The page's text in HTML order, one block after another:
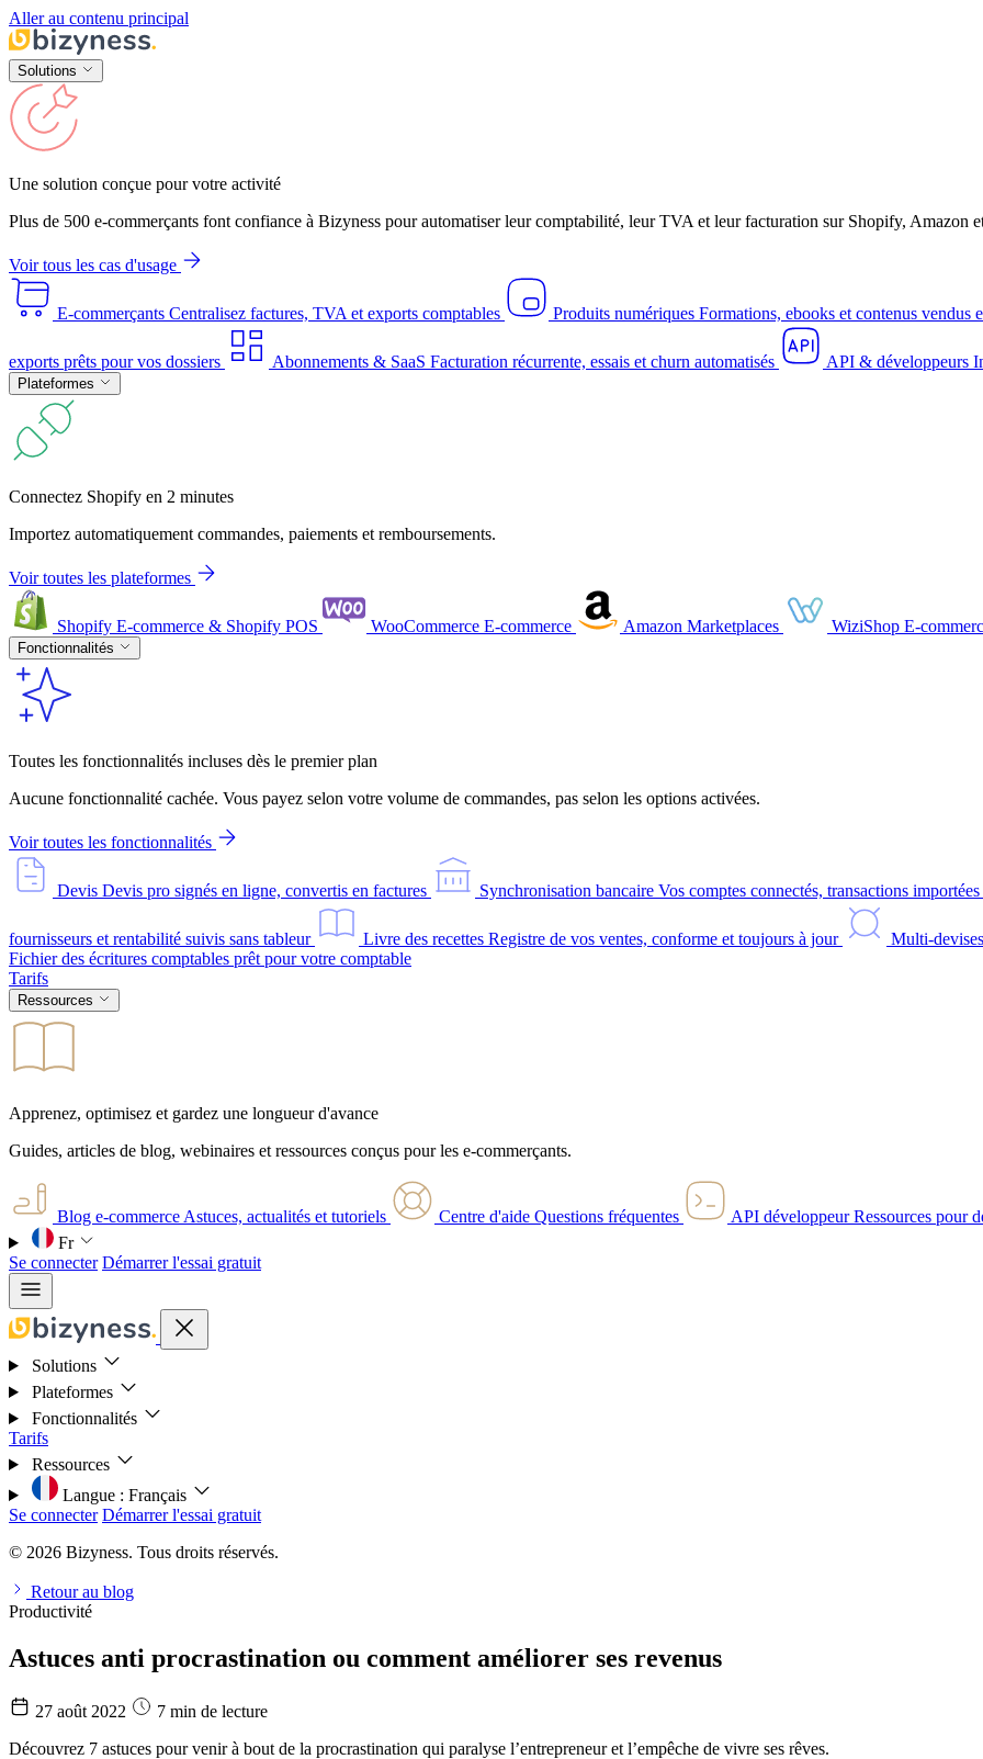
Aller au contenu principal
Solutions
Une solution conçue pour votre activité
Plus de 500 e-commerçants font confiance à Bizyness pour automatiser leur comptabilité, leur TVA et leur facturation sur Shopify, Amazon
Voir tous les cas d'usage
E-commerçants Centralisez factures, TVA et exports comptables Produits numériques Formations, ebooks et contenus vendus
exports prêts pour vos dossiers Abonnements & SaaS Facturation récurrente, essais et churn automatisés API & développeurs
Plateformes
Connectez Shopify en 2 minutes
Importez automatiquement commandes, paiements et remboursements.
Voir toutes les plateformes
Shopify E-commerce & Shopify POS WooCommerce E-commerce Amazon Marketplaces WiziShop E-
Fonctionnalités
Toutes les fonctionnalités incluses dès le premier plan
Aucune fonctionnalité cachée. Vous payez selon votre volume de commandes, pas selon les options activées.
Voir toutes les fonctionnalités
Devis Devis pro signés en ligne, convertis en factures Synchronisation bancaire Vos comptes connectés, transactions
fournisseurs et rentabilité suivis sans tableur Livre des recettes Registre de vos ventes, conforme et toujours à jour Multi-devises
Fichier des écritures comptables prêt pour votre comptable
Tarifs
Ressources
Apprenez, optimisez et gardez une longueur d'avance
Guides, articles de blog, webinaires et ressources conçus pour les e-commerçants.
Blog e-commerce Astuces, actualités et tutoriels Centre d'aide Questions fréquentes API développeurRessources pour
Fr
Se connecter Démarrer l'essai gratuit
Solutions
Plateformes
Fonctionnalités
Tarifs
Ressources
Langue : Français
Se connecter Démarrer l'essai gratuit
© 2026 Bizyness. Tous droits réservés.
Retour au blog
Productivité
Astuces anti procrastination ou comment améliorer ses revenus
27 août 2022
7 min de lecture
Découvrez 7 astuces pour venir à bout de la procrastination qui paralyse l’entrepreneur et l’empêche de vivre ses rêves.